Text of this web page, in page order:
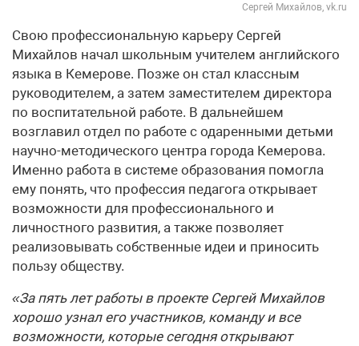
Сергей Михайлов, vk.ru
Свою профессиональную карьеру Сергей
Михайлов начал школьным учителем английского
языка в Кемерове. Позже он стал классным
руководителем, а затем заместителем директора
по воспитательной работе. В дальнейшем
возглавил отдел по работе с одаренными детьми
научно-методического центра города Кемерова.
Именно работа в системе образования помогла
ему понять, что профессия педагога открывает
возможности для профессионального и
личностного развития, а также позволяет
реализовывать собственные идеи и приносить
пользу обществу.
«За пять лет работы в проекте Сергей Михайлов
хорошо узнал его участников, команду и все
возможности, которые сегодня открывают